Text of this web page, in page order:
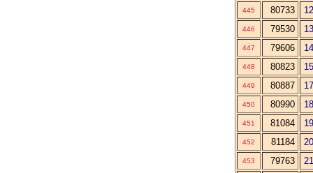
445 80733
446 79530
447 79606
448 80823
449 80887
450 80990
451 81084
452 81184
453 79763